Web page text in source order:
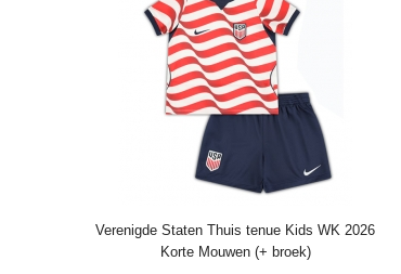
Verenigde Staten Thuis tenue Kids WK 2026
Korte Mouwen (+ broek)